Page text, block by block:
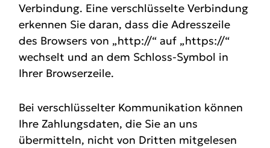
Verbindung. Eine verschlüsselte Verbindung
erkennen Sie daran, dass die Adresszeile
des Browsers von „http://“ auf „https://“
wechselt und an dem Schloss-Symbol in
Ihrer Browserzeile.
Bei verschlüsselter Kommunikation können
Ihre Zahlungsdaten, die Sie an uns
übermitteln, nicht von Dritten mitgelesen